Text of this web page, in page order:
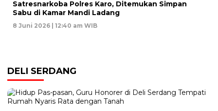
Satresnarkoba Polres Karo, Ditemukan Simpan
Sabu di Kamar Mandi Ladang
8 Juni 2026 | 12:40 am WIB
DELI SERDANG